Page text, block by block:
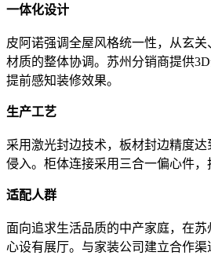
一体化设计
皮阿诺强调全屋风格统一性，从玄
材质的整体协调。苏州分销商提供
提前感知装修效果。
生产工艺
采用激光封边技术，板材封边精度达
侵入。柜体连接采用三合一偏心件，
适配人群
面向追求生活品质的中产家庭，在
心设有展厅。与家装公司建立合作渠